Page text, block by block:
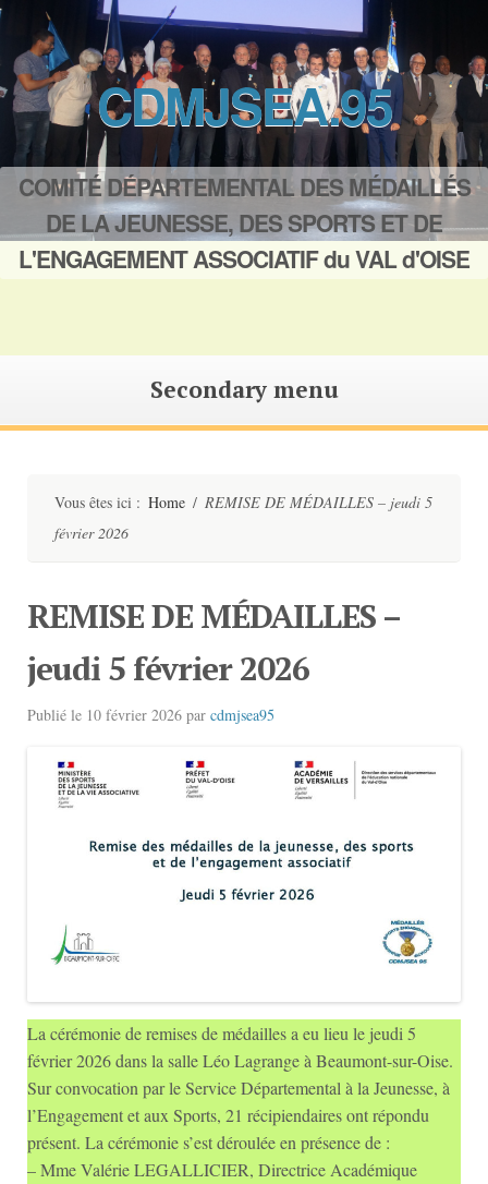
CDMJSEA.95
COMITÉ DÉPARTEMENTAL DES MÉDAILLÉS
DE LA JEUNESSE, DES SPORTS ET DE
L'ENGAGEMENT ASSOCIATIF du VAL d'OISE
Secondary menu
Vous êtes ici : Home / REMISE DE MÉDAILLES – jeudi 5
février 2026
REMISE DE MÉDAILLES –
jeudi 5 février 2026
Publié le 10 février 2026 par cdmjsea95
La cérémonie de remises de médailles a eu lieu le jeudi 5
février 2026 dans la salle Léo Lagrange à Beaumont-sur-Oise.
Sur convocation par le Service Départemental à la Jeunesse, à
l’Engagement et aux Sports, 21 récipiendaires ont répondu
présent. La cérémonie s’est déroulée en présence de :
– Mme Valérie LEGALLICIER, Directrice Académique